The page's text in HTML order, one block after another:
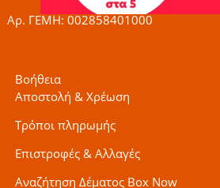
Αρ. ΓΕΜΗ: 002858401000
Βοήθεια
Αποστολή & Χρέωση
Τρόποι πληρωμής
Επιστροφές & Αλλαγές
Αναζήτηση Δέματος Box Now